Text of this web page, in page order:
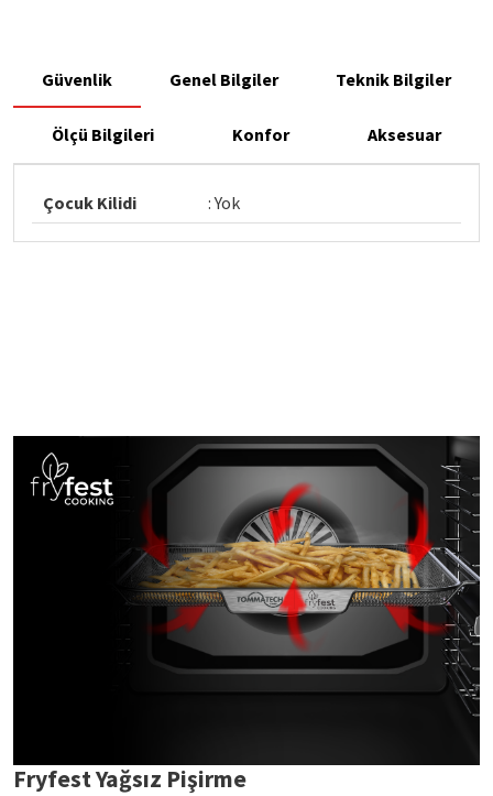
Güvenlik Genel Bilgiler Teknik Bilgiler
Ölçü Bilgileri Konfor Aksesuar
Çocuk Kilidi : Yok
Fryfest Yağsız Pişirme